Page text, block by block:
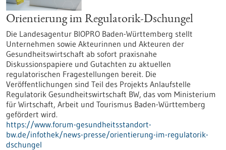
Orientierung im Regulatorik-Dschungel
Die Landesagentur BIOPRO Baden-Württemberg stellt
Unternehmen sowie Akteurinnen und Akteuren der
Gesundheitswirtschaft ab sofort praxisnahe
Diskussionspapiere und Gutachten zu aktuellen
regulatorischen Fragestellungen bereit. Die
Veröffentlichungen sind Teil des Projekts Anlaufstelle
Regulatorik Gesundheitswirtschaft BW, das vom Ministerium
für Wirtschaft, Arbeit und Tourismus Baden-Württemberg
gefördert wird.
https://www.forum-gesundheitsstandort-
bw.de/infothek/news-presse/orientierung-im-regulatorik-
dschungel